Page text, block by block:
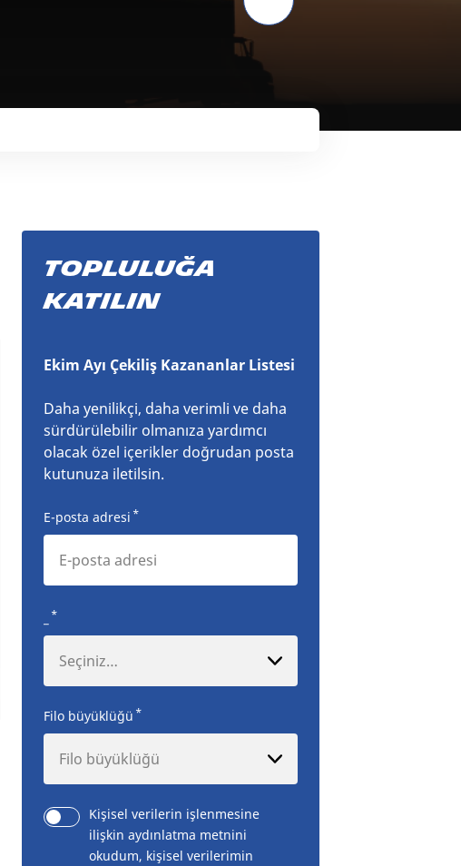
Otomobil ve SUV
Motosiklet ve Mobilet
TOPLULUĞA
KATILIN
Ekim Ayı Çekiliş Kazananlar Listesi
Daha yenilikçi, daha verimli ve daha
sürdürülebilir olmanıza yardımcı
olacak özel içerikler doğrudan posta
kutunuza iletilsin.
E-posta adresi *
*
Seçiniz…
Filo büyüklüğü *
Filo büyüklüğü
Kişisel verilerin işlenmesine
ilişkin aydınlatma metnini
okudum, kişisel verilerimin